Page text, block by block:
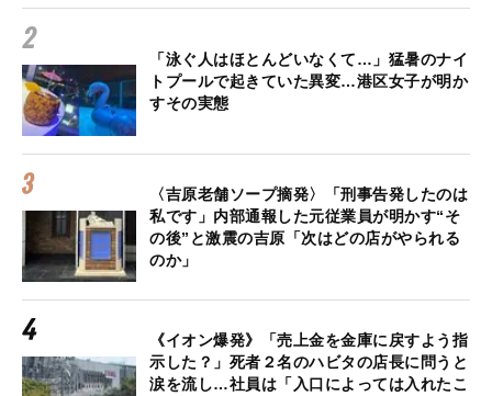
「泳ぐ人はほとんどいなくて…」猛暑のナイ
トプールで起きていた異変…港区女子が明か
すその実態
〈吉原老舗ソープ摘発〉「刑事告発したのは
私です」内部通報した元従業員が明かす“そ
の後”と激震の吉原「次はどの店がやられる
のか」
《イオン爆発》「売上金を金庫に戻すよう指
示した？」死者２名のハビタの店長に問うと
涙を流し…社員は「入口によっては入れたこ